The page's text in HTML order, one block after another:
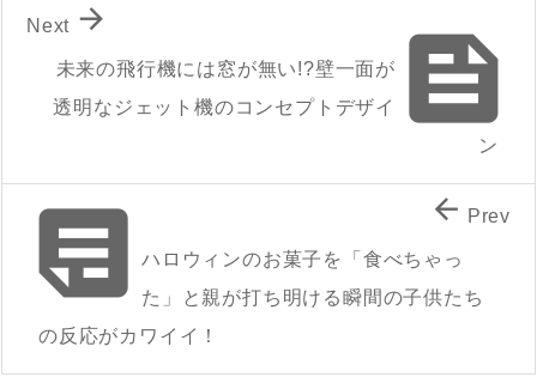

未来の飛行機には窓が無い!?壁一面が
透明なジェット機のコンセプトデザイ
ン

Next
ハロウィンのお菓子を「食べちゃっ
た」と親が打ち明ける瞬間の子供たち
の反応がカワイイ！
 Prev